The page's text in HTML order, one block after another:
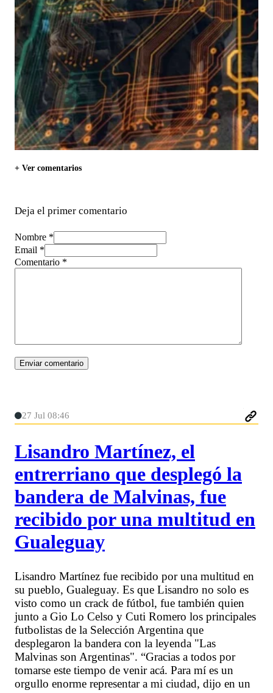
+ Ver comentarios
Deja el primer comentario
Nombre *
Email *
Comentario *
27 Jul 08:46
Lisandro Martínez, el
entrerriano que desplegó la
bandera de Malvinas, fue
recibido por una multitud en
Gualeguay
Lisandro Martínez fue recibido por una multitud en
su pueblo, Gualeguay. Es que Lisandro no solo es
visto como un crack de fútbol, fue también quien
junto a Gio Lo Celso y Cuti Romero los principales
futbolistas de la Selección Argentina que
desplegaron la bandera con la leyenda "Las
Malvinas son Argentinas". “Gracias a todos por
tomarse este tiempo de venir acá. Para mí es un
orgullo enorme representar a mi ciudad, dijo en un